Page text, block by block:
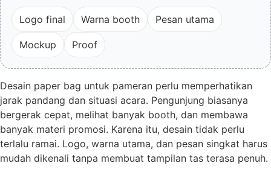
Logo final Warna booth Pesan utama
Mockup Proof
Desain paper bag untuk pameran perlu memperhatikan
jarak pandang dan situasi acara. Pengunjung biasanya
bergerak cepat, melihat banyak booth, dan membawa
banyak materi promosi. Karena itu, desain tidak perlu
terlalu ramai. Logo, warna utama, dan pesan singkat harus
mudah dikenali tanpa membuat tampilan tas terasa penuh.